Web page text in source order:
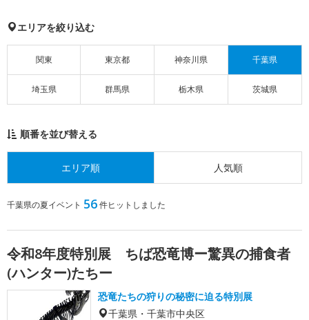
エリアを絞り込む
関東 東京都 神奈川県 千葉県
埼玉県 群馬県 栃木県 茨城県
順番を並び替える
エリア順 人気順
千葉県の夏イベント 56件ヒットしました
令和8年度特別展 ちば恐竜博ー驚異の捕食者
(ハンター)たちー
恐竜たちの狩りの秘密に迫る特別展
千葉県・千葉市中央区